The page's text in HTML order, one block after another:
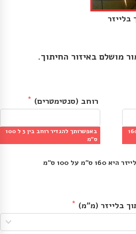
בלייזר
מושלם באיזור החיתוך.
אורך בין 3 ל 160
רוחב (סנטימטרים)
באפשרותך להגדיר רוחב בין 3 ל 100
ס״מ
על 100 ס״מ
בלייזר (מ״מ)